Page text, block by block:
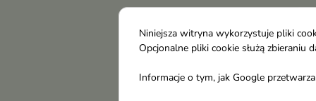
Niniejsza witryna wykorzystuje pliki
Opcjonalne pliki cookie służą
Informacje o tym, jak Google